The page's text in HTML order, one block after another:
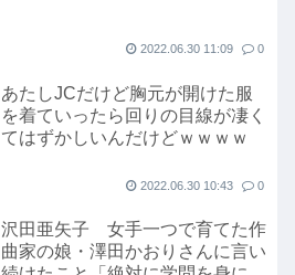
2022.06.30 11:09 0
あたしJCだけど胸元が開けた服
を着ていったら回りの目線が凄く
てはずかしいんだけどｗｗｗｗ
2022.06.30 10:43 0
沢田亜矢子 女手一つで育てた作
曲家の娘・澤田かおりさんに言い